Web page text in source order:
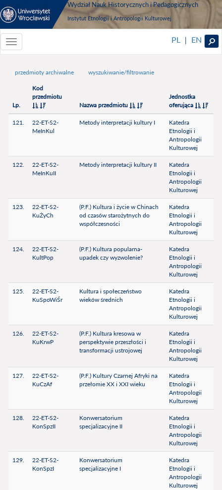
Wydział Nauk Historycznych i Pedagogicznych
Instytut Etnologii i Antropologii Kulturowej
Toggle
navigationToggle
PL | EN
przedmioty archiwalne wyszukiwanie/filtrowanie
Lp.
Kod
przedmiotu
Nazwa przedmiotu
Jednostka
oferująca
121.
22-ET-S2-
MeInKul
Metody interpretacji kultury I
Katedra
Etnologii i
Antropologii
Kulturowej
122.
22-ET-S2-
MeInKuII
Metody interpretacji kultury II
Katedra
Etnologii i
Antropologii
Kulturowej
123.
22-ET-S2-
KuŻyCh
(P.F.) Kultura i życie w Chinach
od czasów starożytnych do
współczesności
Katedra
Etnologii i
Antropologii
Kulturowej
124.
22-ET-S2-
KultPop
(P.F.) Kultura popularna-
upadek czy wyzwolenie?
Katedra
Etnologii i
Antropologii
Kulturowej
125.
22-ET-S2-
KuSpoWiŚr
Kultura i społeczeństwo
wieków średnich
Katedra
Etnologii i
Antropologii
Kulturowej
126.
22-ET-S2-
KuKrwP
(P.F.) Kultura kresowa w
perspektywie przeszłości i
transformacji ustrojowej
Katedra
Etnologii i
Antropologii
Kulturowej
127.
22-ET-S2-
KuCzAf
(P.F.) Kultury Czarnej Afryki na
przełomie XX i XXI wieku
Katedra
Etnologii i
Antropologii
Kulturowej
128.
22-ET-S2-
KonSpzII
Konwersatorium
specjalizacyjne II
Katedra
Etnologii i
Antropologii
Kulturowej
129.
22-ET-S2-
KonSpzI
Konwersatorium
specjalizacyjne I
Katedra
Etnologii i
Antropologii
Kulturowej